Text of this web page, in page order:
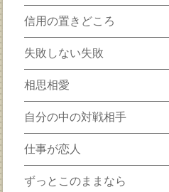
信用の置きどころ
失敗しない失敗
相思相愛
自分の中の対戦相手
仕事が恋人
ずっとこのままなら